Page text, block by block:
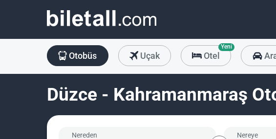
Otobüs Uçak Otel
Yeni
Düzce - Kahramanmaraş
Nereden Nereye